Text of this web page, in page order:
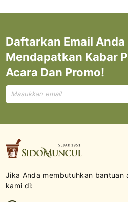
Daftarkan Email
Mendapatkan Kabar
Acara Dan Promo!
Mendaftar
untuk
Jika Anda membutuhkan bantuan
kami di: